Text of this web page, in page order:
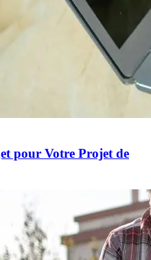
pour Votre Projet de